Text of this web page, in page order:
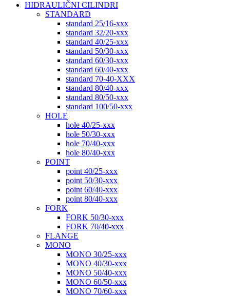
HIDRAULIČNI CILINDRI
STANDARD
standard 25/16-xxx
standard 32/20-xxx
standard 40/25-xxx
standard 50/30-xxx
standard 60/30-xxx
standard 60/40-xxx
standard 70-40-XXX
standard 80/40-xxx
standard 80/50-xxx
standard 100/50-xxx
HOLE
hole 40/25-xxx
hole 50/30-xxx
hole 70/40-xxx
hole 80/40-xxx
POINT
point 40/25-xxx
point 50/30-xxx
point 60/40-xxx
point 80/40-xxx
FORK
FORK 50/30-xxx
FORK 70/40-xxx
FLANGE
MONO
MONO 30/25-xxx
MONO 40/30-xxx
MONO 50/40-xxx
MONO 60/50-xxx
MONO 70/60-xxx